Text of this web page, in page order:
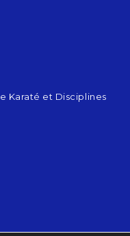
Karaté et Disciplines